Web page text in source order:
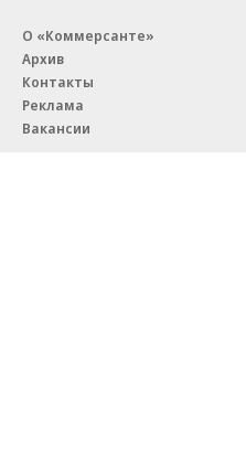
О «Коммерсанте»
Архив
Контакты
Реклама
Вакансии